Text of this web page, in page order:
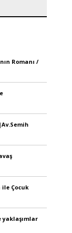
Romanı /
ile Çocuk
yaklaşımlar